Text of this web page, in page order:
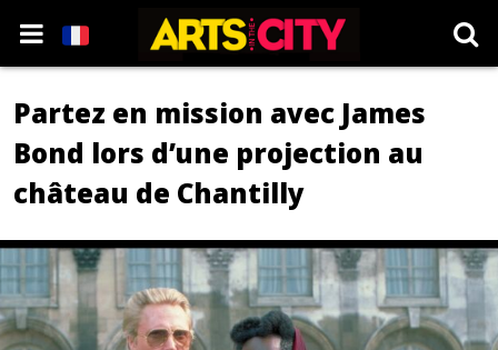
Partez en mission avec James
Bond lors d’une projection au
château de Chantilly